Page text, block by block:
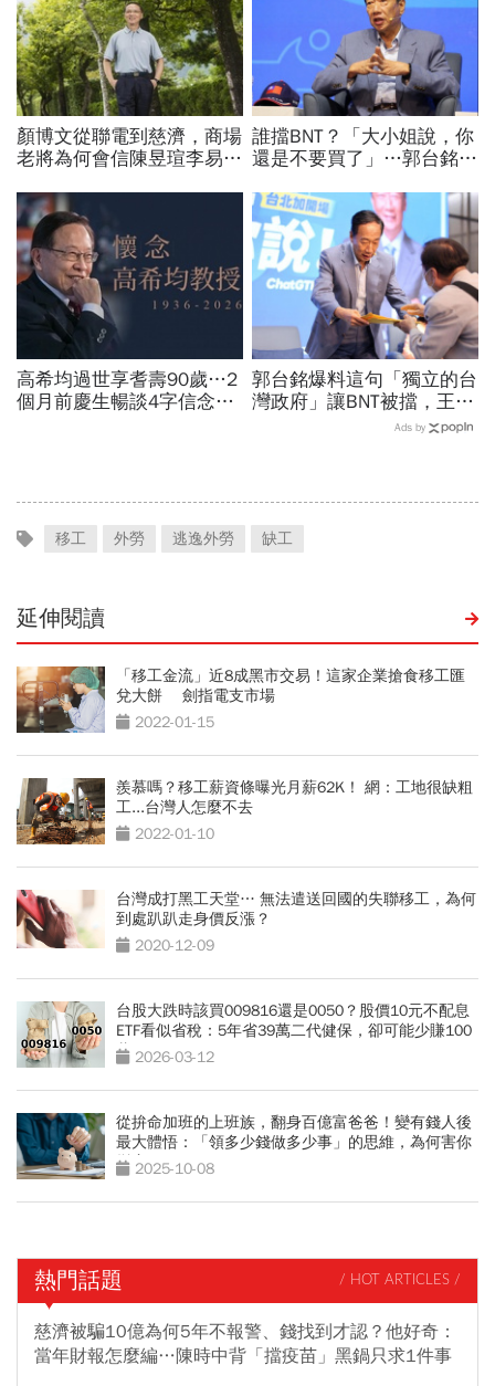
顏博文從聯電到慈濟，商場
老將為何會信陳昱瑄李易
聲：將捍衛信眾捐款、蔡英
文也說話
誰擋BNT？「大小姐說，你
還是不要買了」…郭台銘曝
回應了
高希均過世享耆壽90歲…2
個月前慶生暢談4字信念，
郭台銘爆料這句「獨立的台
灣政府」讓BNT被擋，王必
勝秀證據：BNT大股東給郭
Ads by
移工 外勞 逃逸外勞 缺工
延伸閱讀
「移工金流」近8成黑市交易！這家企業搶食移工匯
兌大餅 劍指電支市場
2022-01-15
羨慕嗎？移工薪資條曝光月薪62K！ 網：工地很缺粗
工...台灣人怎麼不去
2022-01-10
台灣成打黑工天堂… 無法遣送回國的失聯移工，為何
到處趴趴走身價反漲？
2020-12-09
台股大跌時該買009816還是0050？股價10元不配息
ETF看似省稅：5年省39萬二代健保，卻可能少賺100
萬 2026-03-12
從拚命加班的上班族，翻身百億富爸爸！變有錢人後
最大體悟：「領多少錢做多少事」的思維，為何害你
變窮？
2025-10-08
熱門話題 / HOT ARTICLES /
慈濟被騙10億為何5年不報警、錢找到才認？他好奇：
當年財報怎麼編…陳時中背「擋疫苗」黑鍋只求1件事